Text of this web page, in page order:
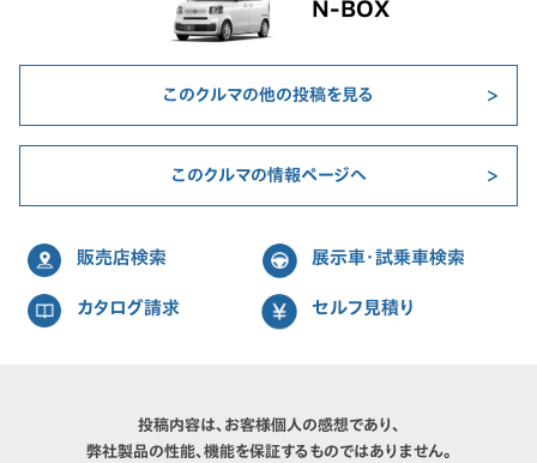
N-BOX
このクルマの他の投稿を見る
このクルマの情報ページへ
販売店検索 展示車・試乗車検索
カタログ請求 セルフ見積り
投稿内容は、お客様個人の感想であり、
弊社製品の性能、機能を保証するものではありません。